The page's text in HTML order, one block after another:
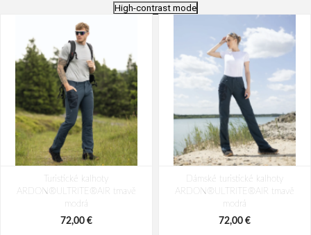
High-contrast mode
Turistické kalhoty
ARDON®ULTRITE®AIR tmavě
modrá
72,00 €
Dámské turistické kalhoty
ARDON®ULTRITE®AIR tmavě
modrá
72,00 €